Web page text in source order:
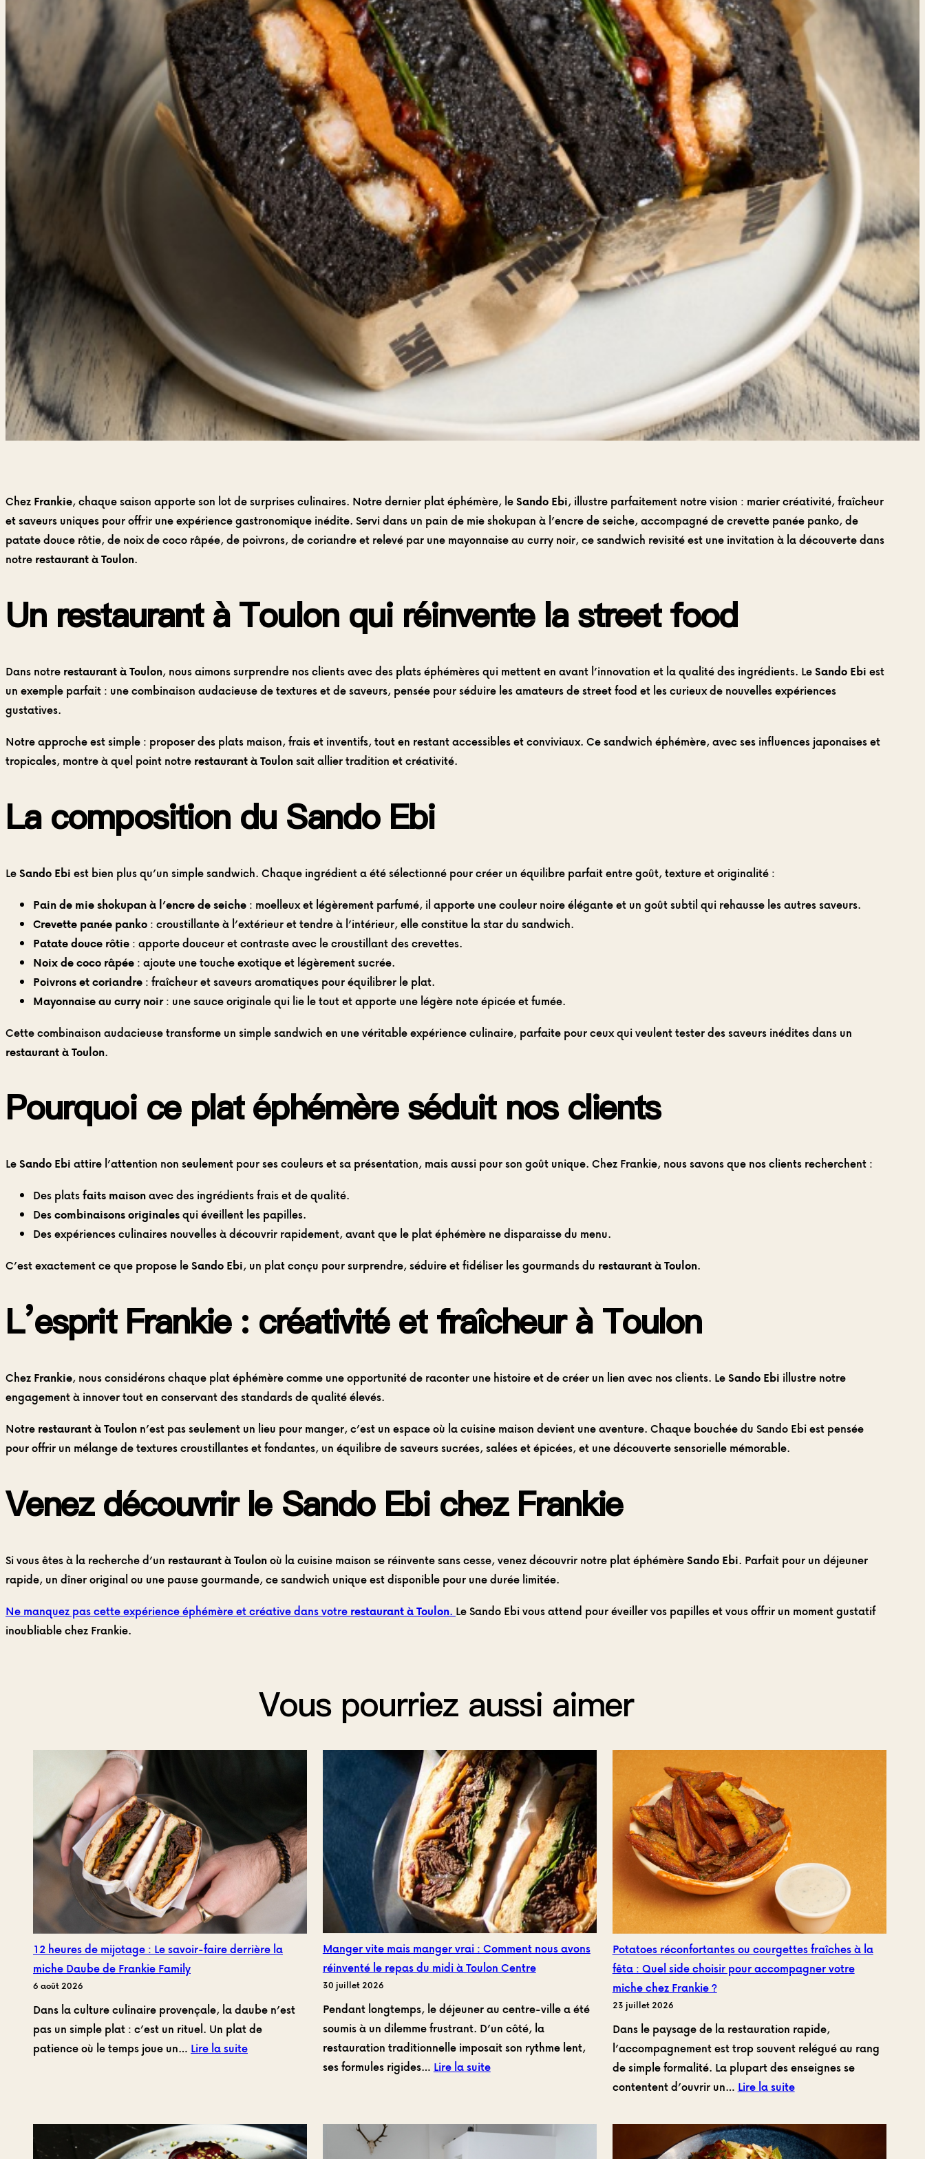
Chez Frankie, chaque saison apporte son lot de surprises culinaires. Notre dernier plat éphémère, leSando Ebi, illustre parfaitement notre vision : marier créativité, fraîcheur
et saveurs uniques pour offrir une expérience gastronomique inédite. Servi dans un pain de mie shokupan à l’encre de seiche, accompagné de crevette panée panko, de
patate douce rôtie, de noix de coco râpée, de poivrons, de coriandre et relevé par une mayonnaise au curry noir, ce sandwich revisité est une invitation à la découverte dans
notre restaurant à Toulon.
Un restaurant à Toulon qui réinvente la street food
Dans notre restaurant à Toulon, nous aimons surprendre nos clients avec des plats éphémères qui mettent en avant l’innovation et la qualité des ingrédients. LeSando Ebi est
un exemple parfait : une combinaison audacieuse de textures et de saveurs, pensée pour séduire les amateurs de street food et les curieux de nouvelles expériences
gustatives.
Notre approche est simple : proposer des plats maison, frais et inventifs, tout en restant accessibles et conviviaux. Ce sandwich éphémère, avec ses influences japonaises et
tropicales, montre à quel point notre restaurant à Toulonsait allier tradition et créativité.
La composition du Sando Ebi
LeSando Ebi est bien plus qu’un simple sandwich. Chaque ingrédient a été sélectionné pour créer un équilibre parfait entre goût, texture et originalité :
Pain de mie shokupan à l’encre de seiche : moelleux et légèrement parfumé, il apporte une couleur noire élégante et un goût subtil qui rehausse les autres saveurs.
Crevette panée panko : croustillante à l’extérieur et tendre à l’intérieur, elle constitue la star du sandwich.
Patate douce rôtie : apporte douceur et contraste avec le croustillant des crevettes.
Noix de coco râpée : ajoute une touche exotique et légèrement sucrée.
Poivrons et coriandre : fraîcheur et saveurs aromatiques pour équilibrer le plat.
Mayonnaise au curry noir: une sauce originale qui lie le tout et apporte une légère note épicée et fumée.
Cette combinaison audacieuse transforme un simple sandwich en une véritable expérience culinaire, parfaite pour ceux qui veulent tester des saveurs inédites dans un
restaurant à Toulon.
Pourquoi ce plat éphémère séduit nos clients
LeSando Ebi attire l’attention non seulement pour ses couleurs et sa présentation, mais aussi pour son goût unique. Chez Frankie, nous savons que nos clients recherchent :
Des platsfaits maisonavec des ingrédients frais et de qualité.
Descombinaisons originalesqui éveillent les papilles.
Des expériences culinaires nouvelles à découvrir rapidement, avant que le plat éphémère ne disparaisse du menu.
C’est exactement ce que propose leSando Ebi, un plat conçu pour surprendre, séduire et fidéliser les gourmands du restaurant à Toulon.
L’esprit Frankie : créativité et fraîcheur à Toulon
Chez Frankie, nous considérons chaque plat éphémère comme une opportunité de raconter une histoire et de créer un lien avec nos clients. LeSando Ebi illustre notre
engagement à innover tout en conservant des standards de qualité élevés.
Notre restaurant à Toulon n’est pas seulement un lieu pour manger, c’est un espace où la cuisine maison devient une aventure. Chaque bouchée du Sando Ebi est pensée
pour offrir un mélange de textures croustillantes et fondantes, un équilibre de saveurs sucrées, salées et épicées, et une découverte sensorielle mémorable.
Venez découvrir le Sando Ebi chez Frankie
Si vous êtes à la recherche d’un restaurant à Toulonoù la cuisine maison se réinvente sans cesse, venez découvrir notre plat éphémèreSando Ebi. Parfait pour un déjeuner
rapide, un dîner original ou une pause gourmande, ce sandwich unique est disponible pour une durée limitée.
Ne manquez pas cette expérience éphémère et créative dans votre restaurant à Toulon. Le Sando Ebi vous attend pour éveiller vos papilles et vous offrir un moment gustatif
inoubliable chez Frankie.
Vous pourriez aussi aimer
12 heures de mijotage : Le savoir-faire derrière la
miche Daube de Frankie Family
6 août 2026
Dans la culture culinaire provençale, la daube n’est
pas un simple plat : c’est un rituel. Un plat de
patience où le temps joue un… Lire la suite:
mijotage
:
Manger vite mais manger vrai : Comment nous avons
réinventé le repas du midi à Toulon Centre
30 juillet 2026
Pendant longtemps, le déjeuner au centre-ville a été
soumis à un dilemme frustrant. D’un côté, la
restauration traditionnelle imposait son rythme lent,
ses formules rigides… Lire la suite:
mais
Potatoes réconfortantes ou courgettes fraîches à la
fêta : Quel side choisir pour accompagner votre
miche chez Frankie ?
23 juillet 2026
Dans le paysage de la restauration rapide,
l’accompagnement est trop souvent relégué au rang
de simple formalité. La plupart des enseignes se
contentent d’ouvrir un… Lire la suite:
réconfortantes
ou